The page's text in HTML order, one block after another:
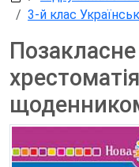
3-й клас